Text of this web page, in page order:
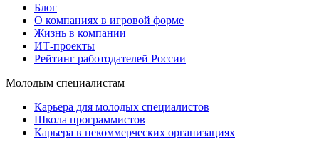
Блог
О компаниях в игровой форме
Жизнь в компании
ИТ-проекты
Рейтинг работодателей России
Молодым специалистам
Карьера для молодых специалистов
Школа программистов
Карьера в некоммерческих организациях